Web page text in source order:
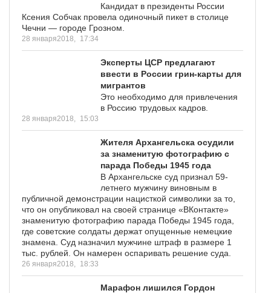
Кандидат в президенты России
Ксения Собчак провела одиночный пикет в столице
Чечни — городе Грозном.
28 января2018, 17:34
Эксперты ЦСР предлагают
ввести в России грин-карты для
мигрантов
Это необходимо для привлечения
в Россию трудовых кадров.
28 января2018, 15:03
Жителя Архангельска осудили
за знаменитую фотографию с
парада Победы 1945 года
В Архангельске суд признал 59-
летнего мужчину виновным в
публичной демонстрации нацисткой символики за то,
что он опубликовал на своей странице «ВКонтакте»
знаменитую фотографию парада Победы 1945 года,
где советские солдаты держат опущенные немецкие
знамена. Суд назначил мужчине штраф в размере 1
тыс. рублей. Он намерен оспаривать решение суда.
26 января2018, 18:33
Марафон лишился Гордон